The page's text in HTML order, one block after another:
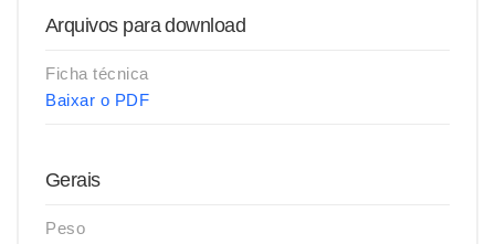
Arquivos para download
Ficha técnica
Baixar o PDF
Gerais
Peso